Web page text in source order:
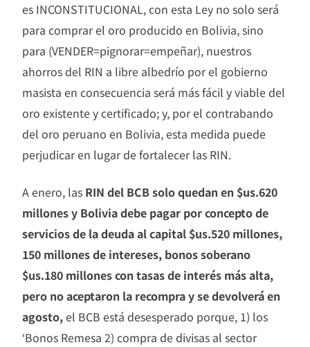
es INCONSTITUCIONAL, con esta Ley no solo será
para comprar el oro producido en Bolivia, sino
para (VENDER=pignorar=empeñar), nuestros
ahorros del RIN a libre albedrío por el gobierno
masista en consecuencia será más fácil y viable del
oro existente y certificado; y, por el contrabando
del oro peruano en Bolivia, esta medida puede
perjudicar en lugar de fortalecer las RIN.
A enero, las RIN del BCB solo quedan en $us.620
millones y Bolivia debe pagar por concepto de
servicios de la deuda al capital $us.520 millones,
150 millones de intereses, bonos soberano
$us.180 millones con tasas de interés más alta,
pero no aceptaron la recompra y se devolverá en
agosto,el BCB está desesperado porque, 1) los
‘Bonos Remesa 2) compra de divisas al sector